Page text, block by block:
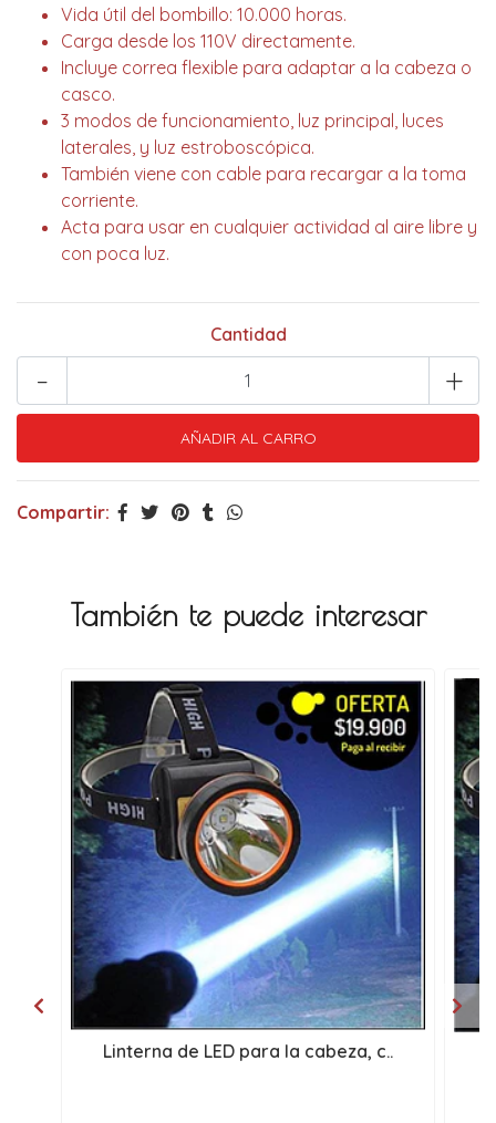
Vida útil del bombillo: 10.000 horas.
Carga desde los 110V directamente.
Incluye correa flexible para adaptar a la cabeza o
casco.
3 modos de funcionamiento, luz principal, luces
laterales, y luz estroboscópica.
También viene con cable para recargar a la toma
corriente.
Acta para usar en cualquier actividad al aire libre y
con poca luz.
Cantidad
+
-
Compartir:
También te puede interesar
Linterna de LED para la cabeza, c..